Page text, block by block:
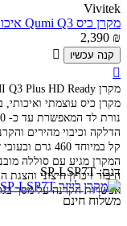
Vivitek
מקרן כיס Qumi Q3 איכותי במיוחד מבית Vivitek
2,390 ₪
קנה עכשיו


מקרן Vivitek QUMI Q3 Plus HD Ready
מקרן כיס עוצמתי ואיכותי,
נורת לד המאפשרת עד כ- 30,000 שעות עבודה,
הדלקה וכיבוי מהירים
קל במיוחד 460 גרם ובעובי של 2.8 ס"מ בלבד
המקרן מגיע עם סוללה
חיבור זיכרון חיצוני
אפשרות הקרנה על מסך בגודל מ 0.7 מ'
דגם: SP-LSP7T
משלוח חינם